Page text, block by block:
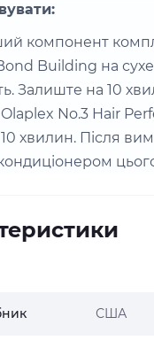
компонент
Building на
Залиште на 10
Olaplex No.3 Hair
хвилин. Після
США